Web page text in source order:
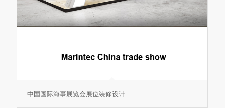
中国国际海事展览会展位装修设计